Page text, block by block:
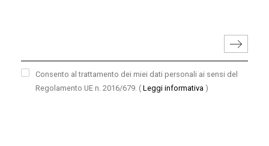
Consento al trattamento dei miei dati personali ai sensi del
Regolamento UE n. 2016/679. ( Leggi informativa )